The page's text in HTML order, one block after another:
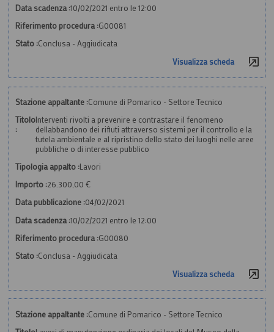
Data scadenza :10/02/2021 entro le 12:00
Riferimento procedura :G00081
Stato :Conclusa - Aggiudicata
Visualizza scheda
Stazione appaltante :Comune di Pomarico - Settore Tecnico
Titolo
:
Interventi rivolti a prevenire e contrastare il fenomeno
dellabbandono dei rifiuti attraverso sistemi per il controllo e la
tutela ambientale e al ripristino dello stato dei luoghi nelle aree
pubbliche o di interesse pubblico
Tipologia appalto :Lavori
Importo :26.300,00 €
Data pubblicazione :04/02/2021
Data scadenza :10/02/2021 entro le 12:00
Riferimento procedura :G00080
Stato :Conclusa - Aggiudicata
Visualizza scheda
Stazione appaltante :Comune di Pomarico - Settore Tecnico